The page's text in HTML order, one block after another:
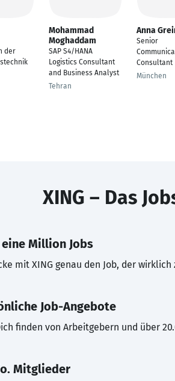
der
Mohammad
Moghaddam
SAP S4/HANA
Logistics Consultant
and Business Analyst
Tehran
Anna
Senior
Consultant
München
XING – Das
Million Jobs
mit XING genau den Job, der wirklich
Job-Angebote
finden von Arbeitgebern und über
Mitglieder